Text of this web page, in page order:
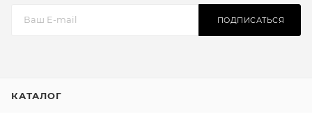
ПОДПИСАТЬСЯ
КАТАЛОГ